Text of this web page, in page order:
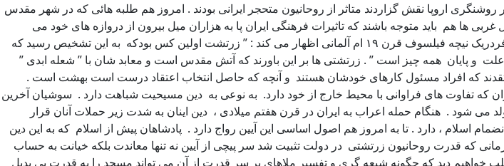
اروپا نقش گزاردند متاثر از روحانیون متحجر ایرانی بودند . امروز هم طلبه هائی که در شهر مقدس
ها هم باید متوجه باشند که تاثیرات فرهنگی ایران پا به هزاران میل بیرون از دروازه های خود می
گذارد. یکی از آن ها زرتشتی گری است . در دوران سیروس این آیین ، دین رسمی امپراتوری بود. فردریک نیچه فیلسوف قرن ۱۹ ام آلمانی اظهار می کند : ” زرتشت اولین کس بودکه به این تشخیص رسید که
و پایان همه چیز است ” . زرتشتی ها بر این باورند که آتش مقدس است و معابد شان با ” شعله ابدی ”
که افراد مسئول کارهای خودشان هستند و آنچه که حاصل انتخاب اعتقاد درست است بهشت است .
که تفاوت های فراوانی با محیط خارج از خود دارد. به نوعی به دین مسیحیت شباهت دارد . سوشیان آخرین
شود . هنگام حمله اعراب به ایران در قرن هفتم میلادی ، دین اینان به شدت زیر حملات آنان قرار
اسلام ، دارد . تا به امروز هم اصول اساسی این آیین رواج دارد . پادشاهان پیش از اسلام که به این دین
زمانی که قدرت روحانیون زرتشتی در دولت تثبیت شد سر پیچی از آیین نه تنها معاندت بلکه خیانت به حساب
دید که چگونه شیعه گری و تفسیر ملاهای بر سر قدرت از آن می تواند مسجد را به قدرت بی بدیل